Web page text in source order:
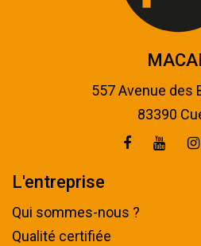
557 Avenue des
83390
L'entreprise
Qui sommes-nous ?
Qualité certifiée